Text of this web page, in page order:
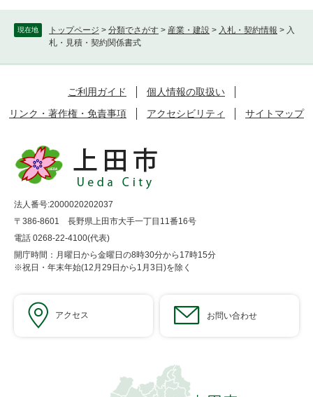
現在地 トップページ > 分類でさがす > 産業・建設 > 入札・契約情報 > 入
札・見積・契約関係書式
ご利用ガイド
個人情報の取扱い
リンク・著作権・免責事項
アクセシビリティ サイトマップ
法人番号:2000020202037
〒386-8601 長野県上田市大手一丁目11番16号
電話 0268-22-4100(代表)
開庁時間：月曜日から金曜日の8時30分から17時15分
※祝日・年末年始(12月29日から1月3日)を除く
アクセス お問い合わせ